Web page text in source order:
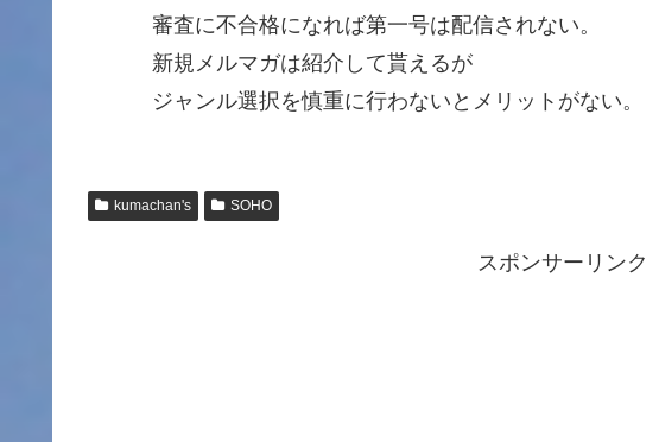
審査に不合格になれば第一号は配信されない。
新規メルマガは紹介して貰えるが
ジャンル選択を慎重に行わないとメリットがない。
kumachan's SOHO
スポンサーリンク